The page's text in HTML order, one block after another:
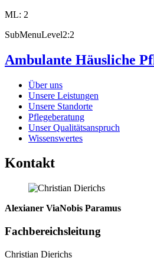
ML: 2
SubMenuLevel2:2
Ambulante Häusliche
Über uns
Unsere Leistungen
Unsere Standorte
Pflegeberatung
Unser Qualitätsanspruch
Wissenswertes
Kontakt
Alexianer ViaNobis Paramus
Fachbereichsleitung
Christian Dierichs